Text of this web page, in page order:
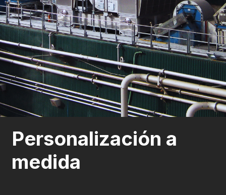
Personalización a
medida